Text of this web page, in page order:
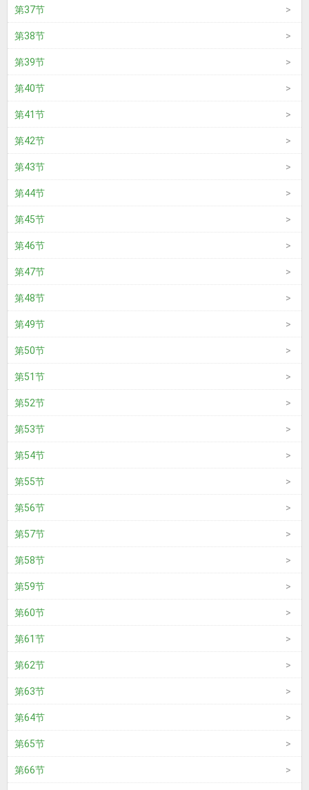
第37节
第38节
第39节
第40节
第41节
第42节
第43节
第44节
第45节
第46节
第47节
第48节
第49节
第50节
第51节
第52节
第53节
第54节
第55节
第56节
第57节
第58节
第59节
第60节
第61节
第62节
第63节
第64节
第65节
第66节